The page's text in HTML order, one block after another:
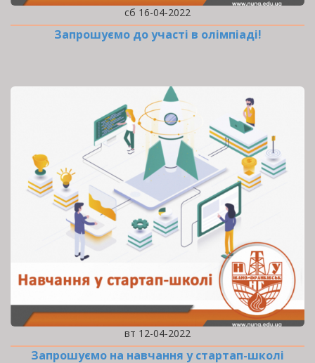
сб 16-04-2022
Запрошуємо до участі в олімпіаді!
вт 12-04-2022
Запрошуємо на навчання у стартап-школі